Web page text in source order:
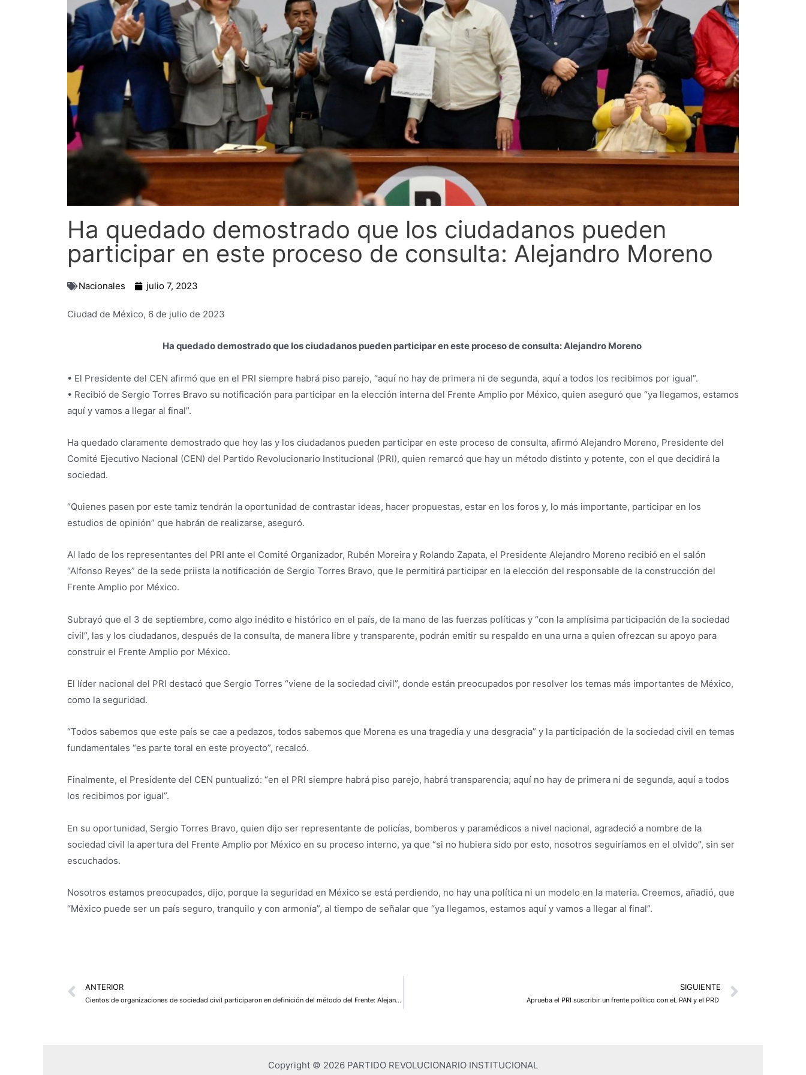
Ha quedado demostrado que los ciudadanos pueden
participar en este proceso de consulta: Alejandro Moreno
Nacionales julio 7, 2023
Ciudad de México, 6 de julio de 2023
Ha quedado demostrado que los ciudadanos pueden participar en este proceso de consulta: Alejandro Moreno
• El Presidente del CEN afirmó que en el PRI siempre habrá piso parejo, “aquí no hay de primera ni de segunda, aquí a todos los recibimos por igual”.
• Recibió de Sergio Torres Bravo su notificación para participar en la elección interna del Frente Amplio por México, quien aseguró que “ya llegamos, estamos
aquí y vamos a llegar al final”.
Ha quedado claramente demostrado que hoy las y los ciudadanos pueden participar en este proceso de consulta, afirmó Alejandro Moreno, Presidente del
Comité Ejecutivo Nacional (CEN) del Partido Revolucionario Institucional (PRI), quien remarcó que hay un método distinto y potente, con el que decidirá la
sociedad.
“Quienes pasen por este tamiz tendrán la oportunidad de contrastar ideas, hacer propuestas, estar en los foros y, lo más importante, participar en los
estudios de opinión” que habrán de realizarse, aseguró.
Al lado de los representantes del PRI ante el Comité Organizador, Rubén Moreira y Rolando Zapata, el Presidente Alejandro Moreno recibió en el salón
“Alfonso Reyes” de la sede priista la notificación de Sergio Torres Bravo, que le permitirá participar en la elección del responsable de la construcción del
Frente Amplio por México.
Subrayó que el 3 de septiembre, como algo inédito e histórico en el país, de la mano de las fuerzas políticas y “con la amplísima participación de la sociedad
civil”, las y los ciudadanos, después de la consulta, de manera libre y transparente, podrán emitir su respaldo en una urna a quien ofrezcan su apoyo para
construir el Frente Amplio por México.
El líder nacional del PRI destacó que Sergio Torres “viene de la sociedad civil”, donde están preocupados por resolver los temas más importantes de México,
como la seguridad.
“Todos sabemos que este país se cae a pedazos, todos sabemos que Morena es una tragedia y una desgracia” y la participación de la sociedad civil en temas
fundamentales “es parte toral en este proyecto”, recalcó.
Finalmente, el Presidente del CEN puntualizó: “en el PRI siempre habrá piso parejo, habrá transparencia; aquí no hay de primera ni de segunda, aquí a todos
los recibimos por igual”.
En su oportunidad, Sergio Torres Bravo, quien dijo ser representante de policías, bomberos y paramédicos a nivel nacional, agradeció a nombre de la
sociedad civil la apertura del Frente Amplio por México en su proceso interno, ya que “si no hubiera sido por esto, nosotros seguiríamos en el olvido”, sin ser
escuchados.
Nosotros estamos preocupados, dijo, porque la seguridad en México se está perdiendo, no hay una política ni un modelo en la materia. Creemos, añadió, que
“México puede ser un país seguro, tranquilo y con armonía”, al tiempo de señalar que “ya llegamos, estamos aquí y vamos a llegar al final”.
Prev
ANTERIOR
Cientos de organizaciones de sociedad civil participaron en definición del método del Frente: Alejandro Moreno
SIGUIENTE
Aprueba el PRI suscribir un frente político con eL PAN y el PRD
Copyright © 2026 PARTIDO REVOLUCIONARIO INSTITUCIONAL